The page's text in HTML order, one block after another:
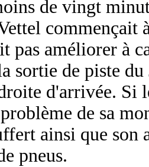
de vingt
commençait
pas améliorer à
sortie de piste
d'arrivée. Si
de sa
ainsi que son
pneus.